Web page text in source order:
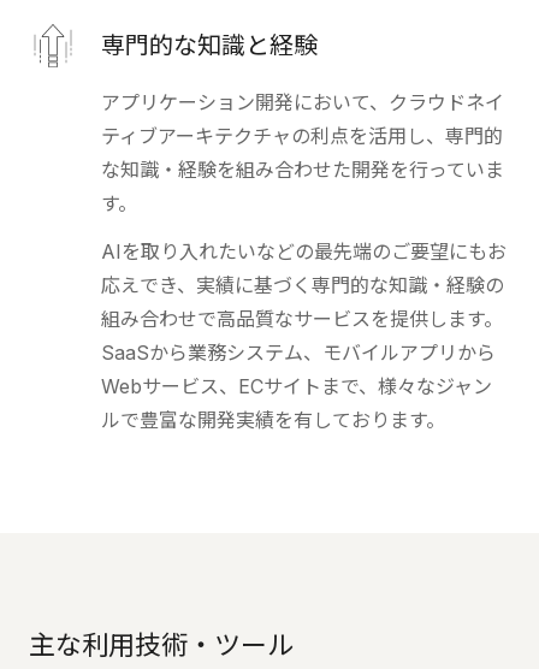
専門的な知識と経験
アプリケーション開発において、クラウドネイ
ティブアーキテクチャの利点を活用し、専門的
な知識・経験を組み合わせた開発を行っていま
す。
AIを取り入れたいなどの最先端のご要望にもお
応えでき、実績に基づく専門的な知識・経験の
組み合わせで高品質なサービスを提供します。
SaaSから業務システム、モバイルアプリから
Webサービス、ECサイトまで、様々なジャン
ルで豊富な開発実績を有しております。
主な利用技術・ツール